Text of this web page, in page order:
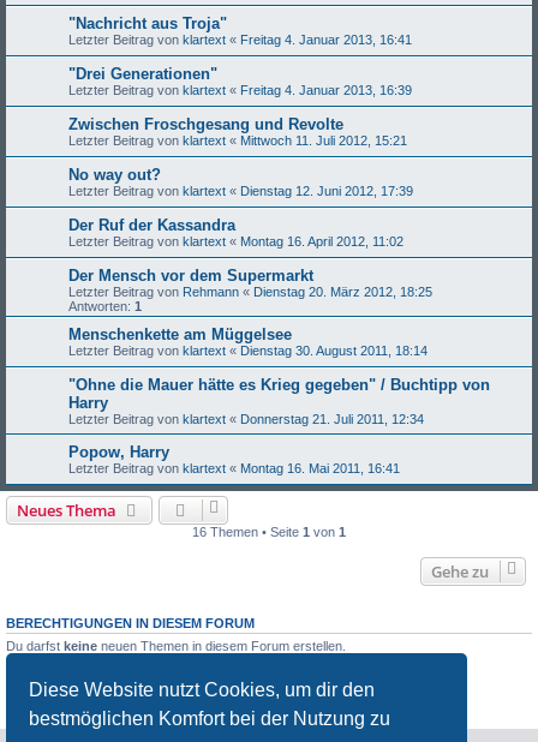
Diese Website nutzt Cookies, um dir den
bestmöglichen Komfort bei der Nutzung zu
"Nachricht aus Troja"
Letzter Beitrag von klartext « Freitag 4. Januar 2013, 16:41
"Drei Generationen"
Letzter Beitrag von klartext « Freitag 4. Januar 2013, 16:39
Zwischen Froschgesang und Revolte
Letzter Beitrag von klartext « Mittwoch 11. Juli 2012, 15:21
No way out?
Letzter Beitrag von klartext « Dienstag 12. Juni 2012, 17:39
Der Ruf der Kassandra
Letzter Beitrag von klartext « Montag 16. April 2012, 11:02
Der Mensch vor dem Supermarkt
Letzter Beitrag von Rehmann « Dienstag 20. März 2012, 18:25
Antworten: 1
Menschenkette am Müggelsee
Letzter Beitrag von klartext « Dienstag 30. August 2011, 18:14
"Ohne die Mauer hätte es Krieg gegeben" / Buchtipp von
Harry
Letzter Beitrag von klartext « Donnerstag 21. Juli 2011, 12:34
Popow, Harry
Letzter Beitrag von klartext « Montag 16. Mai 2011, 16:41
Neues Thema
16 Themen • Seite 1 von 1
Gehe zu
BERECHTIGUNGEN IN DIESEM FORUM
Du darfst keine neuen Themen in diesem Forum erstellen.
Du darfst
Du darfst deine Beiträge in diesem Forum nicht
ändern.
Du darfst deine Beiträge in diesem Forumnicht löschen.
Du darfstkeineDateianhänge in diesem Forum erstellen.